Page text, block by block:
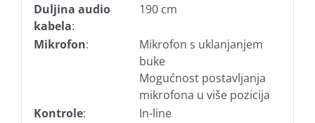
Duljina audio
kabela:
190 cm
Mikrofon:
Mikrofon s uklanjanjem
buke
Mogućnost postavljanja
mikrofona u više pozicija
Kontrole:
In-line